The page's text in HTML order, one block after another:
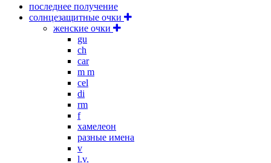
последнее получение
солнцезащитные очки
женские очки
gu
ch
car
m m
cel
di
rm
f
хамелеон
разные имена
v
l.v.